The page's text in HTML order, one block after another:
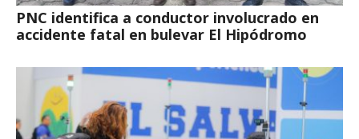
PNC identifica a conductor involucrado en
accidente fatal en bulevar El Hipódromo